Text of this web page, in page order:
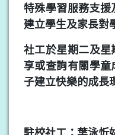
特殊學習服務支
建立學生及家長對
社工於星期二及
享或查詢有關學
子建立快樂的成長